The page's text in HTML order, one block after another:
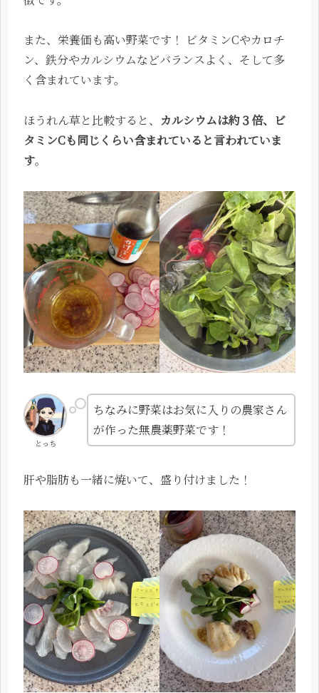
また、栄養価も高い野菜です！ ビタミンCやカロチ
ン、鉄分やカルシウムなどバランスよく、そして多
く含まれています。
ほうれん草と比較すると、 カルシウムは約３倍、ビ
タミンCも同じくらい含まれていると言われていま
す。
とっち
ちなみに野菜はお気に入りの農家さん
が作った無農薬野菜です！
肝や脂肪も一緒に焼いて、盛り付けました！